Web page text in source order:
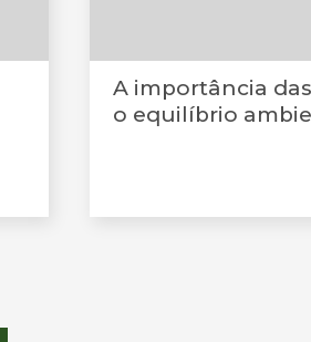
A importância
o equilíbrio